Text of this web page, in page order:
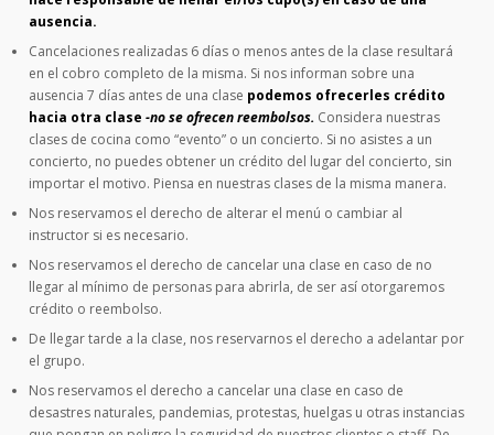
ausencia.
Cancelaciones realizadas 6 días o menos antes de la clase resultará
en el cobro completo de la misma. Si nos informan sobre una
ausencia 7 días antes de una clase podemos ofrecerles crédito
hacia otra clase-no se ofrecen reembolsos. Considera nuestras
clases de cocina como “evento” o un concierto. Si no asistes a un
concierto, no puedes obtener un crédito del lugar del concierto, sin
importar el motivo. Piensa en nuestras clases de la misma manera.
Nos reservamos el derecho de alterar el menú o cambiar al
instructor si es necesario.
Nos reservamos el derecho de cancelar una clase en caso de no
llegar al mínimo de personas para abrirla, de ser así otorgaremos
crédito o reembolso.
De llegar tarde a la clase, nos reservarnos el derecho a adelantar por
el grupo.
Nos reservamos el derecho a cancelar una clase en caso de
desastres naturales, pandemias, protestas, huelgas u otras instancias